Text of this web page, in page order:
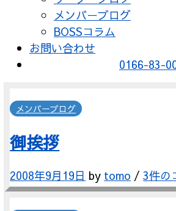
メンバーブログ
BOSSコラム
お問い合わせ
0166-83-
メンバーブログ
御挨拶
2008年9月19日 by tomo /3件の